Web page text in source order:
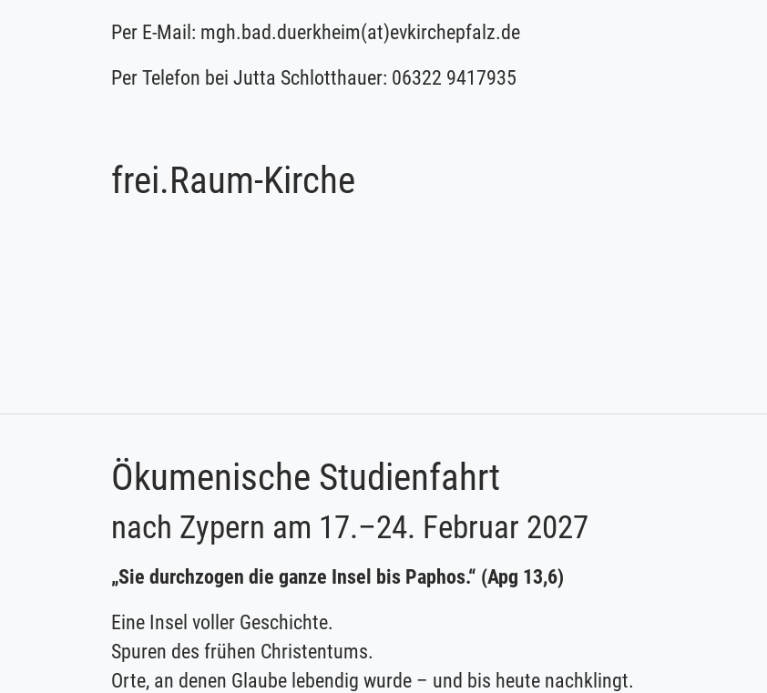
Per E-Mail: mgh.bad.duerkheim(at)evkirchepfalz.de
Per Telefon bei Jutta Schlotthauer: 06322 9417935
frei.Raum-Kirche
Ökumenische Studienfahrt
nach Zypern am 17.–24. Februar 2027
„Sie durchzogen die ganze Insel bis Paphos.“ (Apg 13,6)
Eine Insel voller Geschichte.
Spuren des frühen Christentums.
Orte, an denen Glaube lebendig wurde – und bis heute nachklingt.